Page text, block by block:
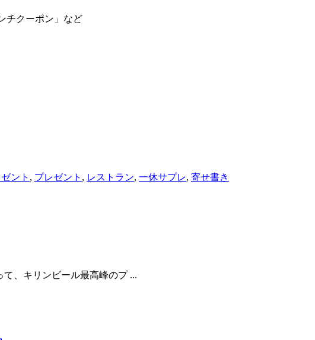
チクーポン」など
ント , プレゼント , レストラン, 一休サプレ, 寄せ書き
て、キリンビール最高峰のプ ...